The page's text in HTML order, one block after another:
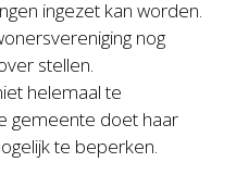
ingezet kan worden.
nog
stellen.
helemaal te
gemeente doet haar
te beperken.